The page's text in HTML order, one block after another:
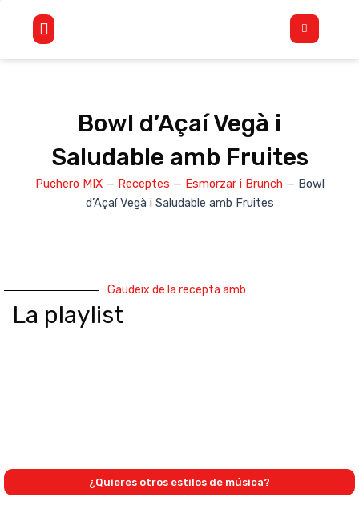
contingut
Flyout
Menu
Bowl d’Açaí Vegà i
Saludable amb Fruites
Puchero MIX— Receptes — Esmorzar i Brunch — Bowl
d’Açaí Vegà i Saludable amb Fruites
Gaudeix de la recepta amb
La playlist
¿Quieres otros estilos de música?